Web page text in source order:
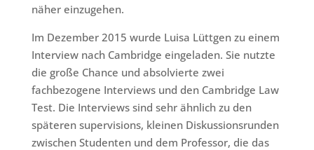
näher einzugehen.
Im Dezember 2015 wurde Luisa Lüttgen zu einem
Interview nach Cambridge eingeladen. Sie nutzte
die große Chance und absolvierte zwei
fachbezogene Interviews und den Cambridge Law
Test. Die Interviews sind sehr ähnlich zu den
späteren supervisions, kleinen Diskussionsrunden
zwischen Studenten und dem Professor, die das